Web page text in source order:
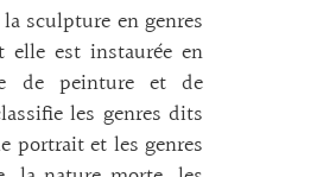
sculpture en genres
elle est instaurée en
de peinture et de
les genres dits
portrait et les genres